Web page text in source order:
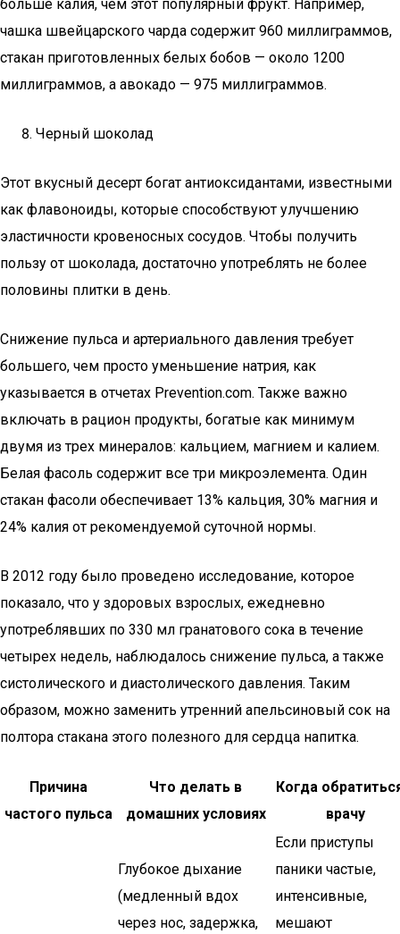
больше калия, чем этот популярный фрукт. Например,
чашка швейцарского чарда содержит 960 миллиграммов,
стакан приготовленных белых бобов — около 1200
миллиграммов, а авокадо — 975 миллиграммов.
Черный шоколад
Этот вкусный десерт богат антиоксидантами, известными
как флавоноиды, которые способствуют улучшению
эластичности кровеносных сосудов. Чтобы получить
пользу от шоколада, достаточно употреблять не более
половины плитки в день.
Снижение пульса и артериального давления требует
большего, чем просто уменьшение натрия, как
указывается в отчетах Prevention.com. Также важно
включать в рацион продукты, богатые как минимум
двумя из трех минералов: кальцием, магнием и калием.
Белая фасоль содержит все три микроэлемента. Один
стакан фасоли обеспечивает 13% кальция, 30% магния и
24% калия от рекомендуемой суточной нормы.
В 2012 году было проведено исследование, которое
показало, что у здоровых взрослых, ежедневно
употреблявших по 330 мл гранатового сока в течение
четырех недель, наблюдалось снижение пульса, а также
систолического и диастолического давления. Таким
образом, можно заменить утренний апельсиновый сок на
полтора стакана этого полезного для сердца напитка.
Причина
частого пульса
Что делать в
домашних условиях
Когда
врачу
Глубокое дыхание
(медленный вдох
через нос, задержка,
Если приступы
паники частые,
интенсивные,
мешают